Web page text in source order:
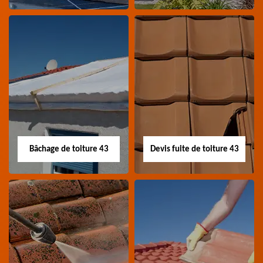
Nettoyage panneau
photovoltaïque 43
Professionnel en
nettoyage panneau
photovoltaïque 43
Devis pose de
gouttière 43
Devis pose de gouttière
43 Haute-Loire
Bâchage de toiture 43
Bâchage de toiture
43
Devis fuite de toiture 43
Devis fuite de
toiture 43